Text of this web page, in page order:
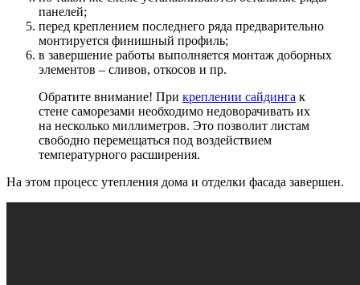
панелей;
перед креплением последнего ряда предварительно
монтируется финишный профиль;
в завершение работы выполняется монтаж доборных
элементов – сливов, откосов и пр.
Обратите внимание! При креплении сайдинга к
стене саморезами необходимо недоворачивать их
на несколько миллиметров. Это позволит листам
свободно перемещаться под воздействием
температурного расширения.
На этом процесс утепления дома и отделки фасада завершен.